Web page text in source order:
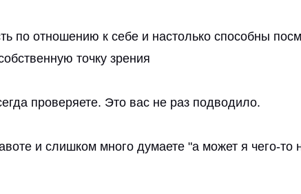
по отношению к себе и настолько способны
точку зрения
проверяете. Это вас не раз подводило.
и слишком много думаете "а может я чего-то